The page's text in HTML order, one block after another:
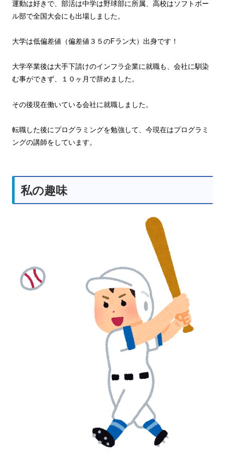
運動は好きで、部活は中学は野球部に所属、高校はソフトボー
ル部で全国大会にも出場しました。
大学は低偏差値（偏差値３５のFラン大）出身です！
大学卒業後は大手下請けのインフラ企業に就職も、会社に馴染
む事ができず、１０ヶ月で辞めました。
その後現在働いている会社に就職しました。
転職した後にプログラミングを勉強して、今現在はプログラミ
ングの講師をしています。
私の趣味